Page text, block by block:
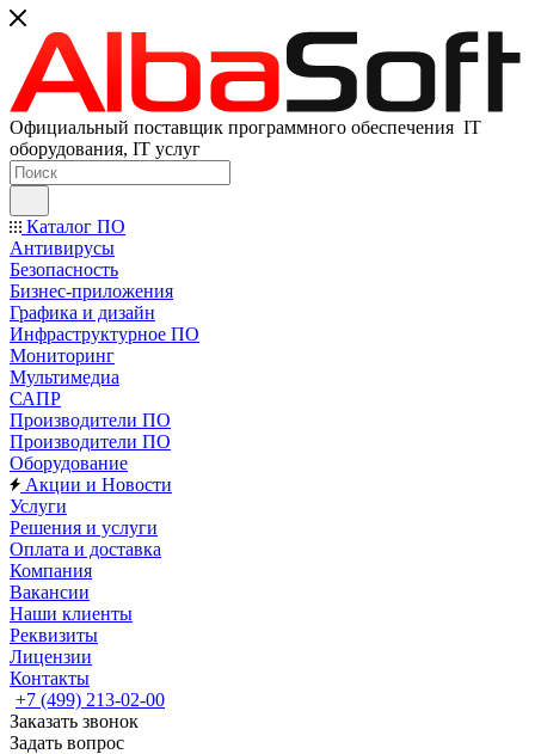
Официальный поставщик программного обеспечения IT
оборудования, IT услуг
Каталог ПО
Антивирусы
Безопасность
Бизнес-приложения
Графика и дизайн
Инфраструктурное ПО
Мониторинг
Мультимедиа
САПР
Производители ПО
Производители ПО
Оборудование
Акции и Новости
Услуги
Решения и услуги
Оплата и доставка
Компания
Вакансии
Наши клиенты
Реквизиты
Лицензии
Контакты
+7 (499) 213-02-00
Заказать звонок
Задать вопрос